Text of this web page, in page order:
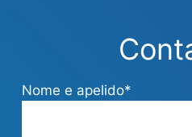
Nome e apelido*